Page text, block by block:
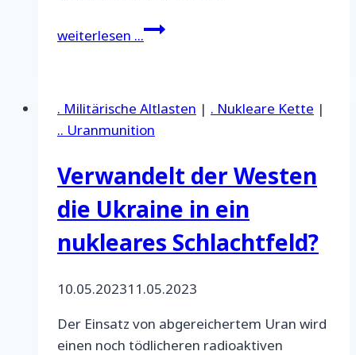
weiterlesen ...Zum
der
Ukraine
. Militärische Altlasten | . Nukleare Kette |
.. Uranmunition
Verwandelt der Westen
die Ukraine in ein
nukleares Schlachtfeld?
10.05.202311.05.2023
Der Einsatz von abgereichertem Uran wird
einen noch tödlicheren radioaktiven